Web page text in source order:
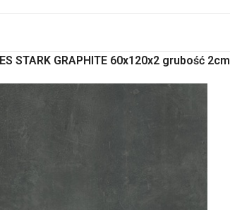
STARK GRAPHITE 60x120x2 grubość 2cm